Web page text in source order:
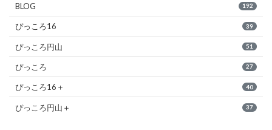
BLOG 192
ぴっころ16 39
ぴっころ円山 51
ぴっころ 27
ぴっころ16＋ 40
ぴっころ円山＋ 37